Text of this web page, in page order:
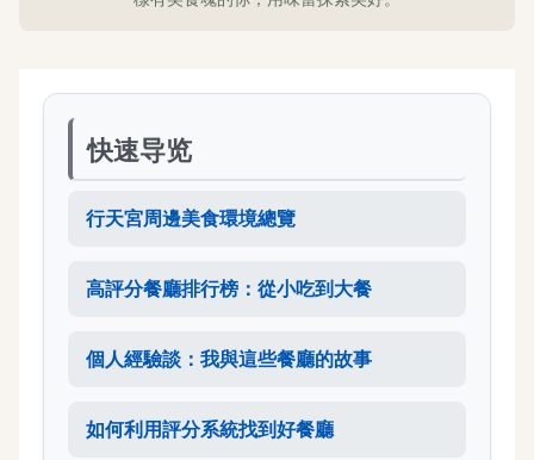
快速导览
行天宮周邊美食環境總覽
高評分餐廳排行榜：從小吃到大餐
個人經驗談：我與這些餐廳的故事
如何利用評分系統找到好餐廳